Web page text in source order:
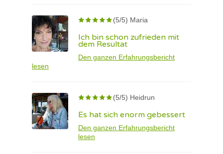
(5/5) Maria
Ich bin schon zufrieden mit
dem Resultat
Den ganzen Erfahrungsbericht
lesen
(5/5) Heidrun
Es hat sich enorm gebessert
Den ganzen Erfahrungsbericht
lesen